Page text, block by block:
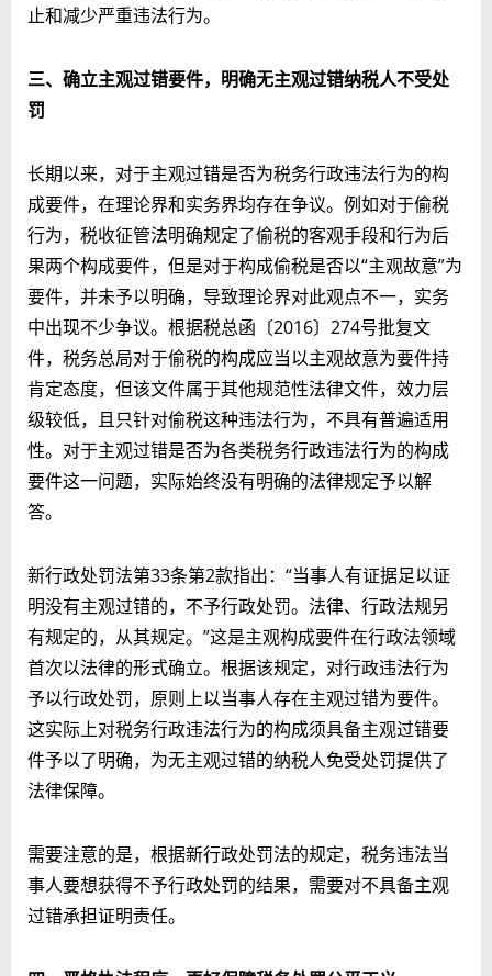
止和减少严重违法行为。
三、确立主观过错要件， 明确无主观过错纳税人不受处
罚
长期以来，对于主观过错是否为税务行政违法行为的构
成要件，在理论界和实务界均存在争议。例如对于偷税
行为，税收征管法明确规定了偷税的客观手段和行为后
果两个构成要件，但是对于构成偷税是否以“主观故意”为
要件，并未予以明确，导致理论界对此观点不一，实务
中出现不少争议。根据税总函〔2016〕274号批复文
件，税务总局对于偷税的构成应当以主观故意为要件持
肯定态度，但该文件属于其他规范性法律文件，效力层
级较低，且只针对偷税这种违法行为，不具有普遍适用
性。对于主观过错是否为各类税务行政违法行为的构成
要件这一问题，实际始终没有明确的法律规定予以解
答。
新行政处罚法第33条第2款指出：“当事人有证据足以证
明没有主观过错的，不予行政处罚。法律、行政法规另
有规定的，从其规定。”这是主观构成要件在行政法领域
首次以法律的形式确立。根据该规定，对行政违法行为
予以行政处罚，原则上以当事人存在主观过错为要件。
这实际上对税务行政违法行为的构成须具备主观过错要
件予以了明确，为无主观过错的纳税人免受处罚提供了
法律保障。
需要注意的是，根据新行政处罚法的规定，税务违法当
事人要想获得不予行政处罚的结果，需要对不具备主观
过错承担证明责任。